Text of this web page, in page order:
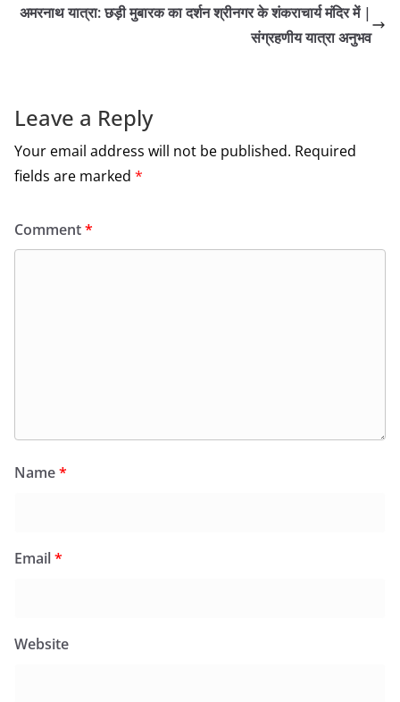
अमरनाथ यात्रा: छड़ी मुबारक का दर्शन श्रीनगर के शंकराचार्य मंदिर में |
संग्रहणीय यात्रा अनुभव
Leave a Reply
Your email address will not be published. Required
fields are marked *
Comment*
Name*
Email*
Website